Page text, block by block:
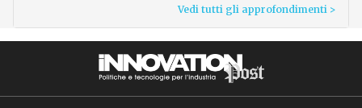
Vedi tutti gli approfondimenti >